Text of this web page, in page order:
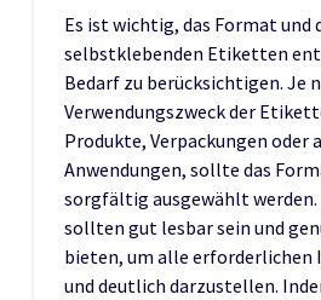
Es ist wichtig, das Format und
selbstklebenden Etiketten
Bedarf zu berücksichtigen. Je
Verwendungszweck der
Produkte, Verpackungen oder
Anwendungen, sollte das
sorgfältig ausgewählt
sollten gut lesbar sein und
bieten, um alle
und deutlich darzustellen.